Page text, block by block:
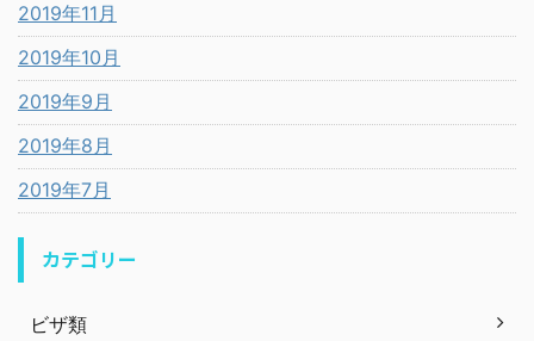
2019年11月
2019年10月
2019年9月
2019年8月
2019年7月
カテゴリー
ビザ類